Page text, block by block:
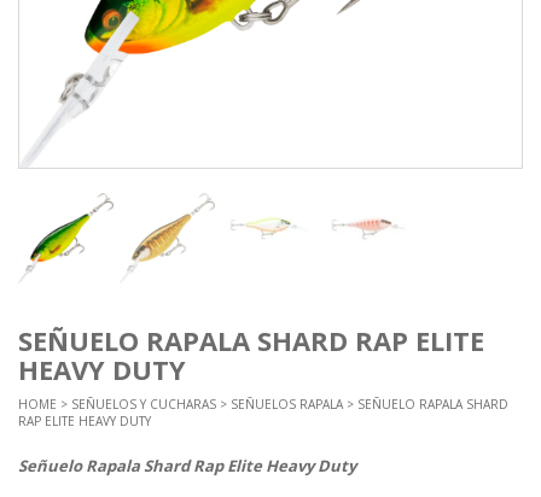
SEÑUELO RAPALA SHARD RAP ELITE
HEAVY DUTY
HOME > SEÑUELOS Y CUCHARAS > SEÑUELOS RAPALA > SEÑUELO RAPALA SHARD
RAP ELITE HEAVY DUTY
Señuelo Rapala Shard Rap Elite Heavy Duty